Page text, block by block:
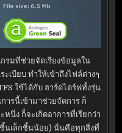
รมที่ช่วยจัดเรียงข้อมูลใน
เบียบ ทำให้เข้าถึงไฟล์ต่างๆ
ใช้ได้กับ ฮาร์ดไดร์ฟทั้งรุ่น
ารนี้เข้ามาช่วยจัดการ ก็
หนึ่ง ก็จะเกิดอาการที่เรียกว่า
นเล็กชิ้นน้อย) นั่นคือทุกสิ่งที่